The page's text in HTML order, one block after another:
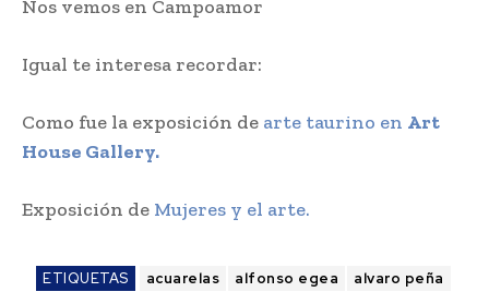
Nos vemos en Campoamor
Igual te interesa recordar:
Como fue la exposición de arte taurino en Art
House Gallery.
Exposición de Mujeres y el arte.
ETIQUETAS acuarelas alfonso egea
alvaro peña